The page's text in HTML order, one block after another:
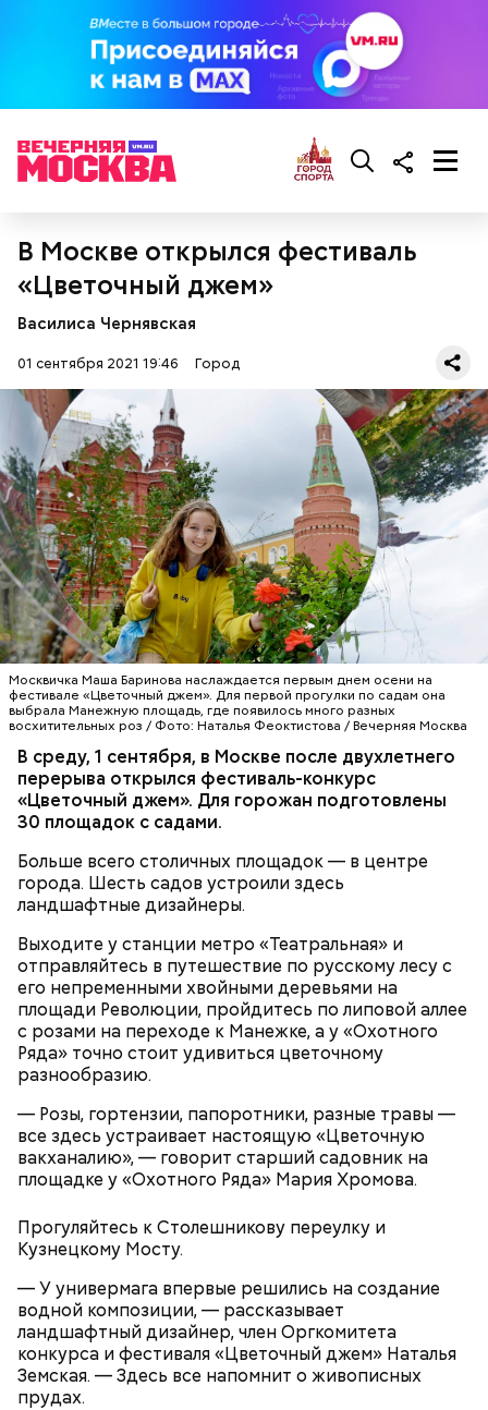
В Москве открылся фестиваль
«Цветочный джем»
Василиса Чернявская
01 сентября 2021 19:46 Город
Москвичка Маша Баринова наслаждается первым днем осени на
фестивале «Цветочный джем». Для первой прогулки по садам она
выбрала Манежную площадь, где появилось много разных
восхитительных роз / Фото: Наталья Феоктистова / Вечерняя Москва
В среду, 1 сентября, в Москве после двухлетнего
перерыва открылся фестиваль-конкурс
«Цветочный джем». Для горожан подготовлены
30 площадок с садами.
Больше всего столичных площадок — в центре
города. Шесть садов устроили здесь
ландшафтные дизайнеры.
Выходите у станции метро «Театральная» и
отправляйтесь в путешествие по русскому лесу с
его непременными хвойными деревьями на
площади Революции, пройдитесь по липовой аллее
с розами на переходе к Манежке, а у «Охотного
Ряда» точно стоит удивиться цветочному
разнообразию.
— Розы, гортензии, папоротники, разные травы —
все здесь устраивает настоящую «Цветочную
вакханалию», — говорит старший садовник на
площадке у «Охотного Ряда» Мария Хромова.
Прогуляйтесь к Столешникову переулку и
Кузнецкому Мосту.
— У универмага впервые решились на создание
водной композиции, — рассказывает
ландшафтный дизайнер, член Оргкомитета
конкурса и фестиваля «Цветочный джем» Наталья
Земская. — Здесь все напомнит о живописных
прудах.